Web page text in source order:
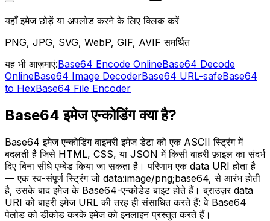
यहाँ इमेज छोड़ें या अपलोड करने के लिए क्लिक करें
PNG, JPG, SVG, WebP, GIF, AVIF समर्थित
यह भी आज़माएं:Base64 Encode OnlineBase64 Decode
OnlineBase64 Image DecoderBase64 URL-safeBase64
to HexBase64 File Encoder
Base64 इमेज एन्कोडिंग क्या है?
Base64 इमेज एन्कोडिंग बाइनरी इमेज डेटा को एक ASCII स्ट्रिंग में
बदलती है जिसे HTML, CSS, या JSON में किसी बाहरी फ़ाइल का संदर्भ
दिए बिना सीधे एम्बेड किया जा सकता है। परिणाम एक data URI होता है
— एक स्व-संपूर्ण स्ट्रिंग जो data:image/png;base64, से आरंभ होती
है, उसके बाद इमेज के Base64-एन्कोडेड बाइट होते हैं। ब्राउज़र data
URI को बाहरी इमेज URL की तरह ही संसाधित करते हैं: वे Base64
पेलोड को डीकोड करके इमेज को इनलाइन प्रस्तुत करते हैं।